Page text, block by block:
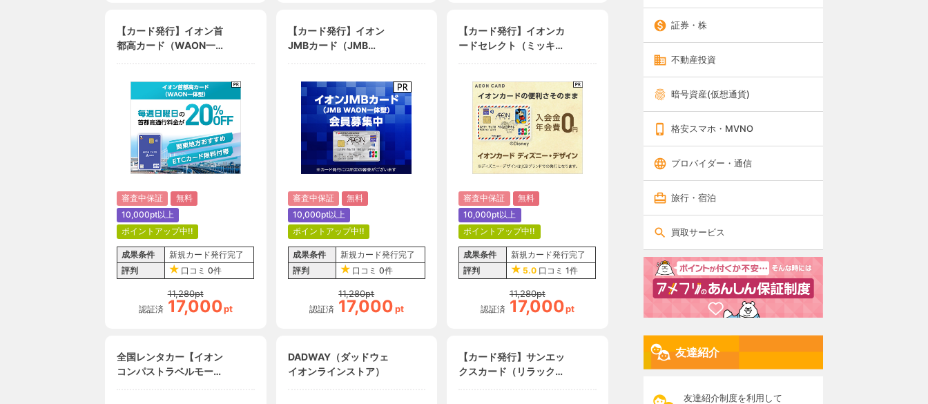
【カード発行】イオン首
都高カード（WAON一体
審査中保証
無料
10,000pt以上
ポイントアップ中!!
成果条件
新規カード発行完了
評判
口コミ 0件
認証済
11,280pt
17,000pt
【カード発行】イオン
JMBカード（JMB
審査中保証
無料
10,000pt以上
ポイントアップ中!!
成果条件
新規カード発行完了
評判
口コミ 0件
認証済
11,280pt
17,000pt
【カード発行】イオンカ
ードセレクト（ミッキー
審査中保証
無料
10,000pt以上
ポイントアップ中!!
成果条件
新規カード発行完了
評判
5.0 口コミ 1件
認証済
11,280pt
17,000pt
全国レンタカー【イオン
コンパストラベルモー
DADWAY（ダッドウェ
イオンラインストア）
【カード発行】サンエッ
クスカード（リラック
証券・株
不動産投資
暗号資産(仮想通貨)
格安スマホ・MVNO
プロバイダー・通信
旅行・宿泊
買取サービス
友達紹介
友達紹介制度を利用して